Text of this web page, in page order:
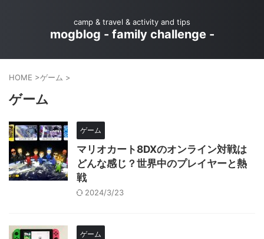
camp & travel & activity and tips
mogblog - family challenge -
HOME >ゲーム >
ゲーム
ゲーム
マリオカート8DXのオンライン対戦は
どんな感じ？世界中のプレイヤーと熱
戦
2024/3/23
ゲーム